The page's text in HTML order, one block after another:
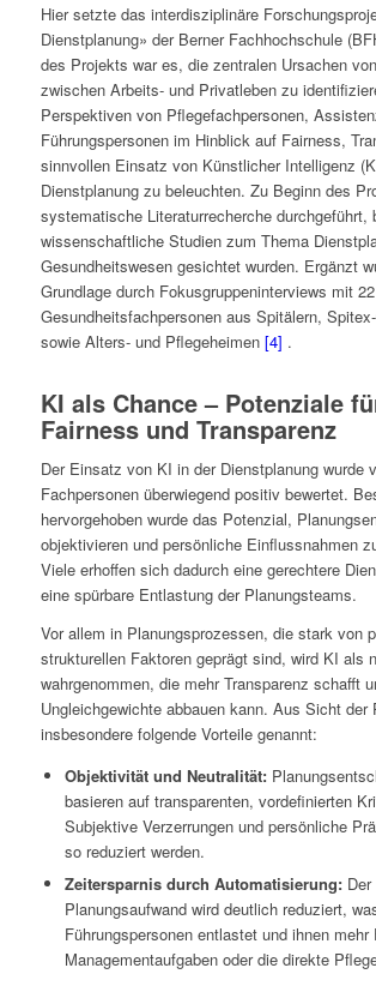
Hier setzte das interdisziplinäre
Dienstplanung» der Berner Fachhochschule
des Projekts war es, die zentralen Ursachen
zwischen Arbeits- und Privatleben zu
Perspektiven von Pflegefachpersonen,
Führungspersonen im Hinblick auf Fairness,
sinnvollen Einsatz von Künstlicher Intelligenz
Dienstplanung zu beleuchten. Zu Beginn des
systematische Literaturrecherche durchgeführt,
wissenschaftliche Studien zum Thema
Gesundheitswesen gesichtet wurden. Ergänzt
Grundlage durch Fokusgruppeninterviews mit 22
Gesundheitsfachpersonen aus Spitälern,
sowie Alters- und Pflegeheimen [4] .
KI als Chance – Potenziale
Fairness und Transparenz
Der Einsatz von KI in der Dienstplanung wurde
Fachpersonen überwiegend positiv bewertet.
hervorgehoben wurde das Potenzial,
objektivieren und persönliche Einflussnahmen
Viele erhoffen sich dadurch eine gerechtere
eine spürbare Entlastung der Planungsteams.
Vor allem in Planungsprozessen, die stark von
strukturellen Faktoren geprägt sind, wird KI als
wahrgenommen, die mehr Transparenz schafft
Ungleichgewichte abbauen kann. Aus Sicht der
insbesondere folgende Vorteile genannt:
Objektivität und Neutralität:
basieren auf transparenten, vordefinierten
Subjektive Verzerrungen und persönliche
so reduziert werden.
Zeitersparnis durch Automatisierung: Der
Planungsaufwand wird deutlich reduziert,
Führungspersonen entlastet und ihnen mehr
Managementaufgaben oder die direkte